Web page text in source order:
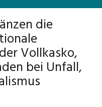
die
Vollkasko,
bei Unfall,